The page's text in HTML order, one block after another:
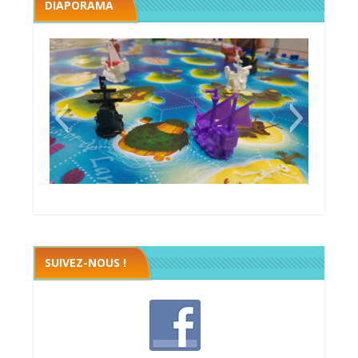
DIAPORAMA
SUIVEZ-NOUS !